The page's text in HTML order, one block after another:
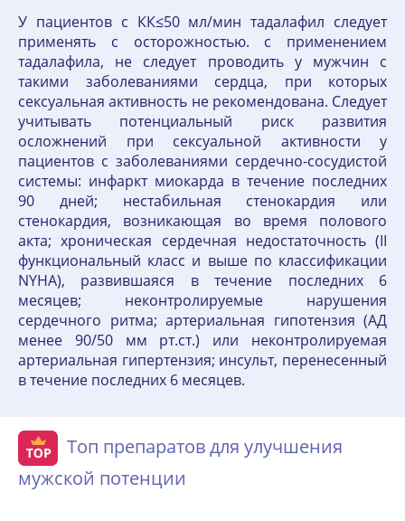
У пациентов с КК≤50 мл/мин тадалафил следует
применять с осторожностью. с применением
тадалафила, не следует проводить у мужчин с
такими заболеваниями сердца, при которых
сексуальная активность не рекомендована. Следует
учитывать потенциальный риск развития
осложнений при сексуальной активности у
пациентов с заболеваниями сердечно-сосудистой
системы: инфаркт миокарда в течение последних
90 дней; нестабильная стенокардия или
стенокардия, возникающая во время полового
акта; хроническая сердечная недостаточность (II
функциональный класс и выше по классификации
NYHA), развившаяся в течение последних 6
месяцев; неконтролируемые нарушения
сердечного ритма; артериальная гипотензия (АД
менее 90/50 мм рт.ст.) или неконтролируемая
артериальная гипертензия; инсульт, перенесенный
в течение последних 6 месяцев.
Топ препаратов для улучшения
мужской потенции